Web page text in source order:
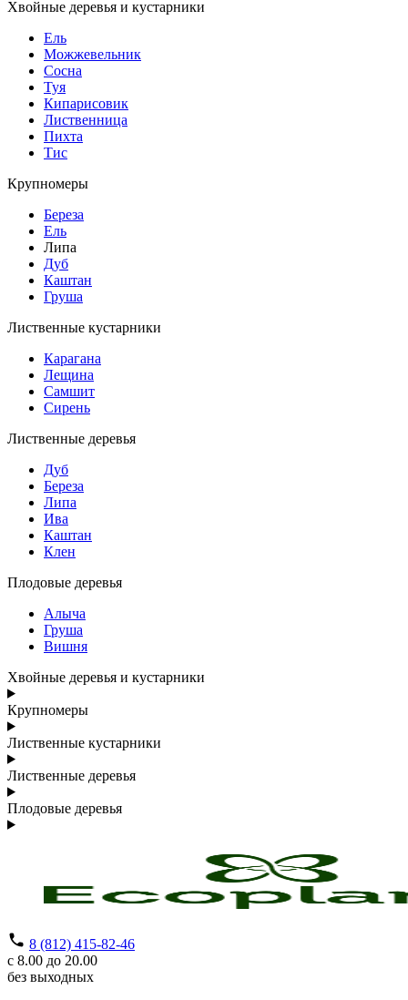
Хвойные деревья и кустарники
Ель
Можжевельник
Сосна
Туя
Кипарисовик
Лиственница
Пихта
Тис
Крупномеры
Береза
Ель
Липа
Дуб
Каштан
Груша
Лиственные кустарники
Карагана
Лещина
Самшит
Сирень
Лиственные деревья
Дуб
Береза
Липа
Ива
Каштан
Клен
Плодовые деревья
Алыча
Груша
Вишня
Хвойные деревья и кустарники
Крупномеры
Лиственные кустарники
Лиственные деревья
Плодовые деревья
8 (812) 415-82-46
с 8.00 до 20.00
без выходных